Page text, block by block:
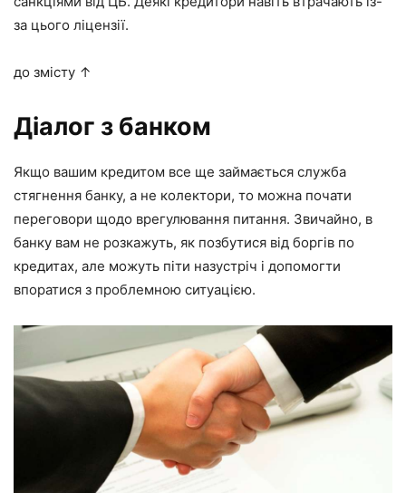
за цього ліцензії.
до змісту ↑
Діалог з банком
Якщо вашим кредитом все ще займається служба
стягнення банку, а не колектори, то можна почати
переговори щодо врегулювання питання. Звичайно, в
банку вам не розкажуть, як позбутися від боргів по
кредитах, але можуть піти назустріч і допомогти
впоратися з проблемною ситуацією.